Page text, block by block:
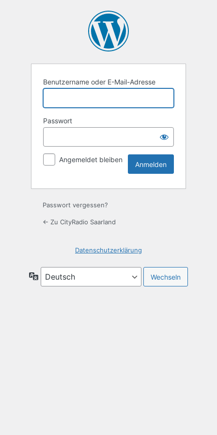
Benutzername oder E-Mail-Adresse
Passwort
Angemeldet bleiben
Passwort vergessen?
← Zu CityRadio Saarland
Datenschutzerklärung
Sprache